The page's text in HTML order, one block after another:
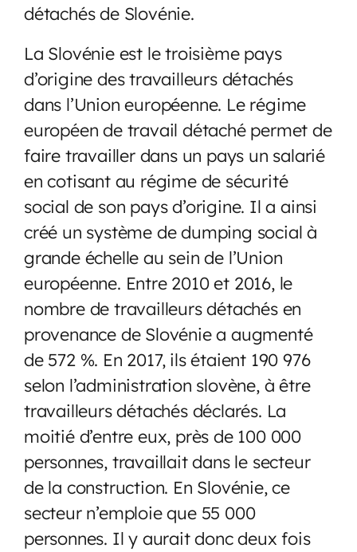
détachés de Slovénie.
La Slovénie est le troisième pays
d’origine des travailleurs détachés
dans l’Union européenne. Le régime
européen de travail détaché permet de
faire travailler dans un pays un salarié
en cotisant au régime de sécurité
social de son pays d’origine. Il a ainsi
créé un système de dumping social à
grande échelle au sein de l’Union
européenne. Entre 2010 et 2016, le
nombre de travailleurs détachés en
provenance de Slovénie a augmenté
de 572 %. En 2017, ils étaient 190 976
selon l’administration slovène, à être
travailleurs détachés déclarés. La
moitié d’entre eux, près de 100 000
personnes, travaillait dans le secteur
de la construction. En Slovénie, ce
secteur n’emploie que 55 000
personnes. Il y aurait donc deux fois